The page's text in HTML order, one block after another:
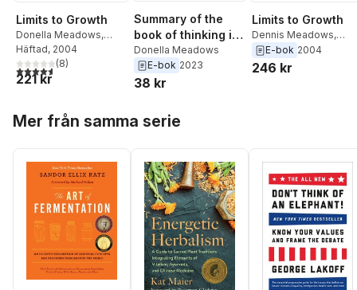
Limits to Growth
Donella Meadows,
Jorgen Randers
Dennis Meadows
Häftad, 2004
4,6utav 5 stjärnor. Totalt antal röster:
(8)
221 kr
Summary of the
book of thinking in
the light of systems
Donella Meadows
E-bok 2023
38 kr
Limits to Growth
Dennis Meadows,
Jorgen Randers
Donella Meadows
E-bok 2004
246 kr
Mer från samma serie